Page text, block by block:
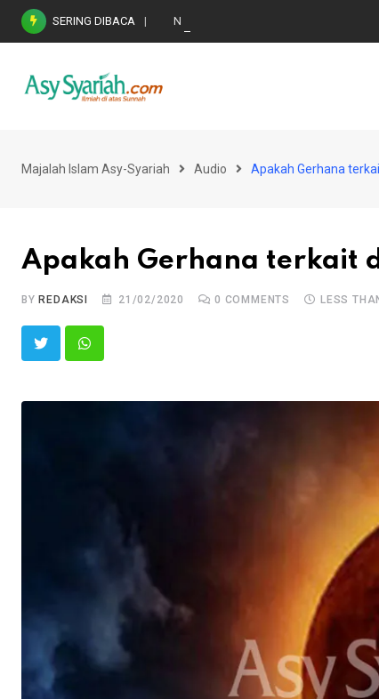
Skip
SERING DIBACA Nasihat Emas di Masa Fitnah (Ujian/
Majalah Islam Asy-Syariah Audio Apakah Gerhana
Apakah Gerhana terkait
BY REDAKSI 21/02/2020 0 COMMENTS LESS